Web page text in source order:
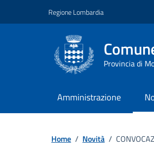
Regione Lombardia
Provincia di
Amministrazione
Home / Novità /